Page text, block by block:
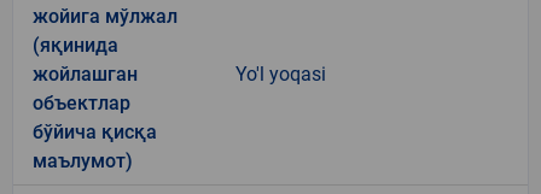
жойига мўлжал
(яқинида
жойлашган
объектлар
бўйича қисқа
маълумот)
Yo'l yoqasi